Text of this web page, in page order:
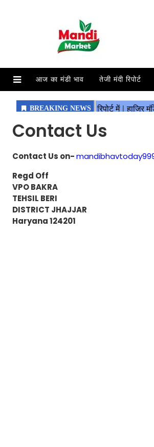
आज का मंडी भाव तेजी मंदी रिपोर्ट
Contact Us
Contact Us on-
Regd Off
VPO BAKRA
TEHSIL BERI
DISTRICT JHAJJAR
Haryana 124201